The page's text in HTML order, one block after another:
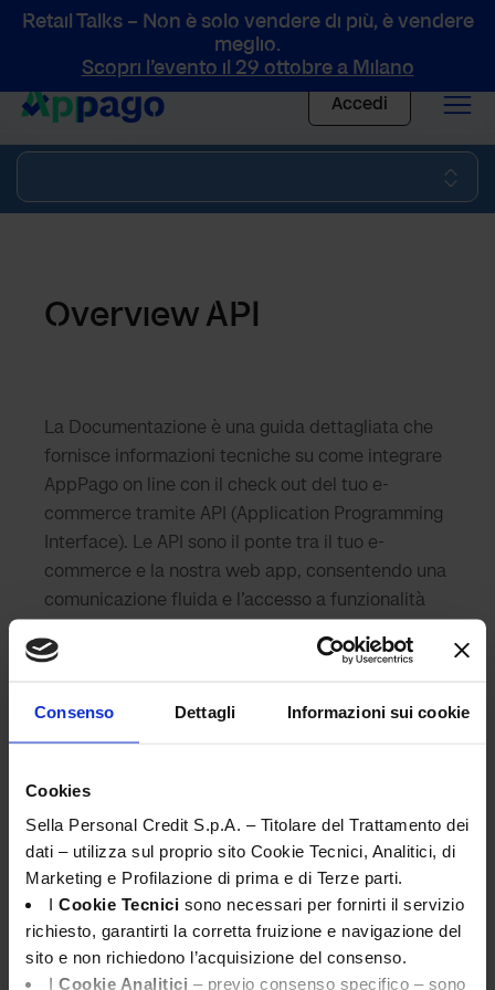
Consenso Dettagli Informazioni sui cookie
Cookies
Sella Personal Credit S.p.A. – Titolare del Trattamento dei
dati – utilizza sul proprio sito Cookie Tecnici, Analitici, di
Marketing e Profilazione di prima e di Terze parti.
I Cookie Tecnici sono necessari per fornirti il servizio
richiesto, garantirti la corretta fruizione e navigazione del
sito e non richiedono l’acquisizione del consenso.
I Cookie Analitici – previo consenso specifico – sono
Retail Talks – Non è solo vendere di più, è vendere
meglio.
Scopri l’evento il 29 ottobre a Milano
Vai al contenuto
Accedi
Integrazioni
Overview API
La Documentazione è una guida dettagliata che
fornisce informazioni tecniche su come integrare
AppPago on line con il check out del tuo e-
commerce tramite API (Application Programming
Interface). Le API sono il ponte tra il tuo e-
commerce e la nostra web app, consentendo una
comunicazione fluida e l’accesso a funzionalità
completo su come le nostre funzionalità vengono
incorporate nel vostro e-commerce, consentendo
ed il capitale. Inoltre l’uso delle API consente di
scalare facilmente le vostre operazioni per
gestire un maggior volume di dati o utenti.
La documentazione API è aggiornata
regolarmente per garantire che le integrazioni
siano sempre compatibili con le ultime versioni